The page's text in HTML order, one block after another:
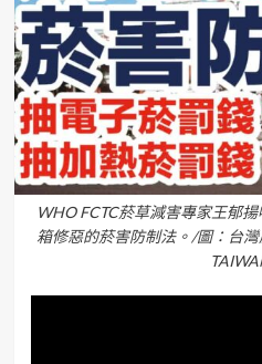
WHO FCTC菸草減害專家王郁
箱修惡的菸害防制法。/圖：台